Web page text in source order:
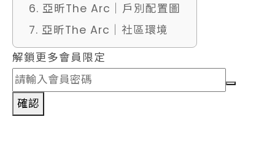
6. 亞昕The Arc｜戶別配置圖
7. 亞昕The Arc｜社區環境
解鎖更多會員限定
確認